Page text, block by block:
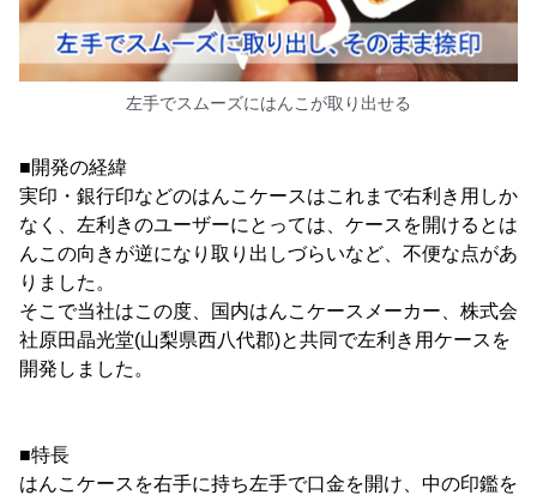
左手でスムーズにはんこが取り出せる
■開発の経緯
実印・銀行印などのはんこケースはこれまで右利き用しか
なく、左利きのユーザーにとっては、ケースを開けるとは
んこの向きが逆になり取り出しづらいなど、不便な点があ
りました。
そこで当社はこの度、国内はんこケースメーカー、株式会
社原田晶光堂(山梨県西八代郡)と共同で左利き用ケースを
開発しました。
■特長
はんこケースを右手に持ち左手で口金を開け、中の印鑑を